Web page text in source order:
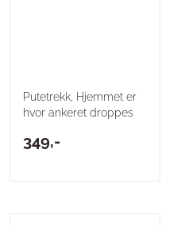
Putetrekk, Hjemmet er
hvor ankeret droppes
349,-